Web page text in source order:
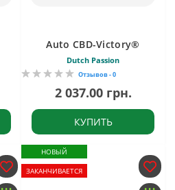
Auto CBD-Victory®
Dutch Passion
Отзывов - 0
2 037.00 грн.
КУПИТЬ
НОВЫЙ
ЗАКАНЧИВАЕТСЯ